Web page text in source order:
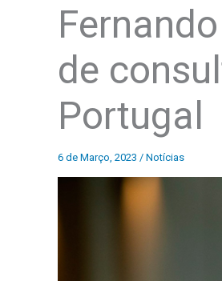
de
Portugal
6 de Março, 2023 / Notícias